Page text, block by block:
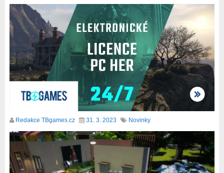
Redakce TBgames.cz 31. 3. 2023 Novinky